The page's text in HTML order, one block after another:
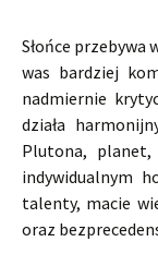
Słońce przebywa
was bardziej
nadmiernie
działa
Plutona,
indywidualnym
talenty, macie
oraz